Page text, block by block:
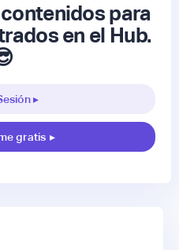
para
en el Hub.
▸
gratis ▸